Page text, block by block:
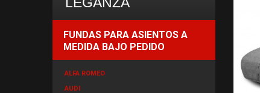
FUNDAS PARA ASIENTOS A
MEDIDA BAJO PEDIDO
ALFA ROMEO
AUDI